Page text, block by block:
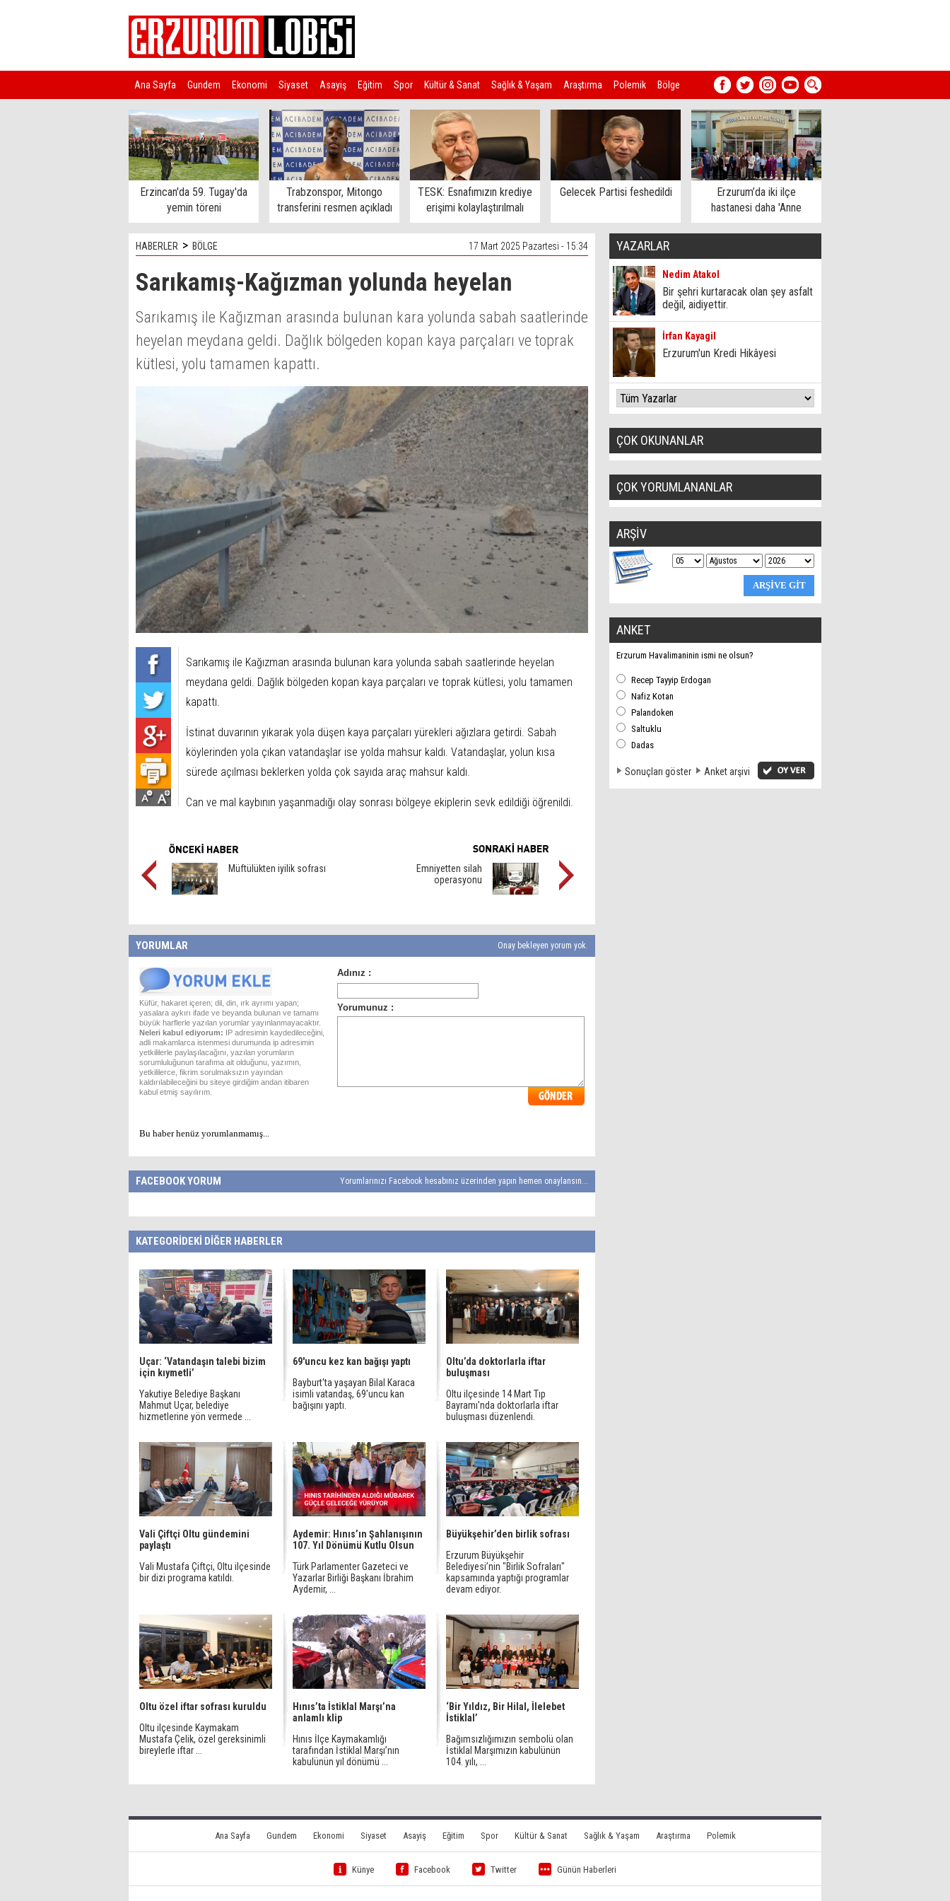
Ana Sayfa Gundem Ekonomi Siyaset Asayiş Eğitim Spor Kültür & Sanat Sağlık & Yaşam Araştırma Polemik Bölge
Türkiye
Erzincan'da 59. Tugay'da
yemin töreni
Trabzonspor, Mitongo
transferini resmen açıkladı
TESK: Esnafımızın krediye
erişimi kolaylaştırılmalı
Gelecek Partisi feshedildi
Erzurum’da iki ilçe
hastanesi daha 'Anne
Dostu' oldu
HABERLER > BÖLGE 17 Mart 2025 Pazartesi - 15:34
Sarıkamış-Kağızman yolunda heyelan
Sarıkamış ile Kağızman arasında bulunan kara yolunda sabah saatlerinde
heyelan meydana geldi. Dağlık bölgeden kopan kaya parçaları ve toprak
kütlesi, yolu tamamen kapattı.
Sarıkamış ile Kağızman arasında bulunan kara yolunda sabah saatlerinde heyelan
meydana geldi. Dağlık bölgeden kopan kaya parçaları ve toprak kütlesi, yolu tamamen
kapattı.
İstinat duvarının yıkarak yola düşen kaya parçaları yürekleri ağızlara getirdi. Sabah
köylerinden yola çıkan vatandaşlar ise yolda mahsur kaldı. Vatandaşlar, yolun kısa
sürede açılması beklerken yolda çok sayıda araç mahsur kaldı.
Can ve mal kaybının yaşanmadığı olay sonrası bölgeye ekiplerin sevk edildiği öğrenildi.
Müftülükten iyilik sofrası
Emniyetten silah
operasyonu
YORUMLAR Onay bekleyen yorum yok.
Küfür, hakaret içeren; dil, din, ırk ayrımı yapan;
yasalara aykırı ifade ve beyanda bulunan ve tamamı
büyük harflerle yazılan yorumlar yayınlanmayacaktır.
Neleri kabul ediyorum: IP adresimin kaydedileceğini,
adli makamlarca istenmesi durumunda ip adresimin
yetkililerle paylaşılacağını, yazılan yorumların
sorumluluğunun tarafıma ait olduğunu, yazımın,
yetkililerce, fikrim sorulmaksızın yayından
kaldırılabileceğini bu siteye girdiğim andan itibaren
kabul etmiş sayılırım.
Bu haber henüz yorumlanmamış...
FACEBOOK YORUM Yorumlarınızı Facebook hesabınız üzerinden yapın hemen onaylansın...
KATEGORİDEKİ DİĞER HABERLER
Uçar: ‘Vatandaşın talebi bizim
için kıymetli’
Yakutiye Belediye Başkanı
Mahmut Uçar, belediye
hizmetlerine yön vermede ...
69'uncu kez kan bağışı yaptı
Bayburt'ta yaşayan Bilal Karaca
isimli vatandaş, 69'uncu kan
bağışını yaptı.
Oltu’da doktorlarla iftar
buluşması
Oltu ilçesinde 14 Mart Tıp
Bayramı'nda doktorlarla iftar
buluşması düzenlendi.
Vali Çiftçi Oltu gündemini
paylaştı
Vali Mustafa Çiftçi, Oltu ilçesinde
bir dizi programa katıldı.
Aydemir: Hınıs’ın Şahlanışının
107. Yıl Dönümü Kutlu Olsun
Türk Parlamenter Gazeteci ve
Yazarlar Birliği Başkanı İbrahim
Aydemir, ...
Büyükşehir’den birlik sofrası
Erzurum Büyükşehir
Belediyesi’nin "Birlik Sofraları"
kapsamında yaptığı programlar
devam ediyor.
Oltu özel iftar sofrası kuruldu
Oltu ilçesinde Kaymakam
Mustafa Çelik, özel gereksinimli
bireylerle iftar ...
Hınıs’ta İstiklal Marşı’na
anlamlı klip
Hınıs İlçe Kaymakamlığı
tarafından İstiklal Marşı’nın
kabulünün yıl dönümü ...
‘Bir Yıldız, Bir Hilal, İlelebet
İstiklal’
Bağımsızlığımızın sembolü olan
İstiklal Marşımızın kabulünün
104. yılı, ...
YAZARLAR
Nedim Atakol
Bir şehri kurtaracak olan şey asfalt
değil, aidiyettir.
İrfan Kayagil
Erzurum'un Kredi Hikâyesi
ÇOK OKUNANLAR
ÇOK YORUMLANANLAR
ARŞİV
ANKET
Erzurum Havalimaninin ismi ne olsun?
Recep Tayyip Erdogan
Nafiz Kotan
Palandoken
Saltuklu
Dadas
Sonuçları göster Anket arşivi
Ana Sayfa Gundem Ekonomi Siyaset Asayiş Eğitim Spor Kültür & Sanat Sağlık & Yaşam Araştırma Polemik
Künye Facebook Twitter Günün Haberleri